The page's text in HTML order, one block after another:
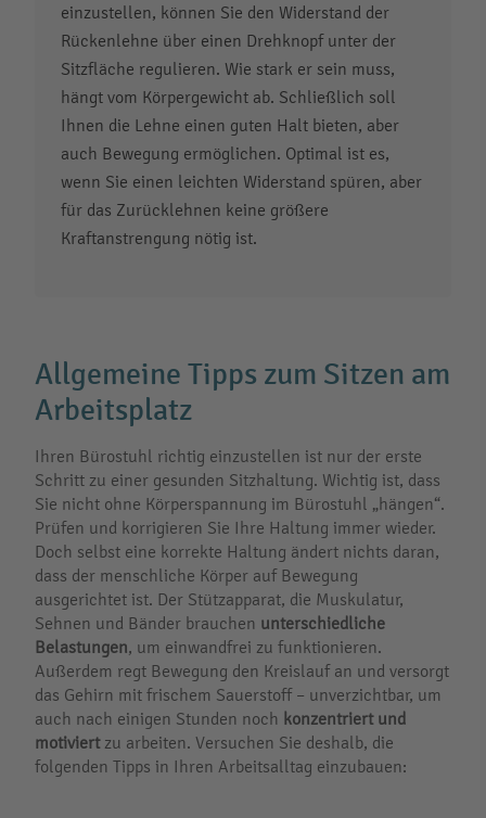
einzustellen, können Sie den Widerstand der
Rückenlehne über einen Drehknopf unter der
Sitzfläche regulieren. Wie stark er sein muss,
hängt vom Körpergewicht ab. Schließlich soll
Ihnen die Lehne einen guten Halt bieten, aber
auch Bewegung ermöglichen. Optimal ist es,
wenn Sie einen leichten Widerstand spüren, aber
für das Zurücklehnen keine größere
Kraftanstrengung nötig ist.
Allgemeine Tipps zum Sitzen am
Arbeitsplatz
Ihren Bürostuhl richtig einzustellen ist nur der erste
Schritt zu einer gesunden Sitzhaltung. Wichtig ist, dass
Sie nicht ohne Körperspannung im Bürostuhl „hängen“.
Prüfen und korrigieren Sie Ihre Haltung immer wieder.
Doch selbst eine korrekte Haltung ändert nichts daran,
dass der menschliche Körper auf Bewegung
ausgerichtet ist. Der Stützapparat, die Muskulatur,
Sehnen und Bänder brauchen unterschiedliche
Belastungen, um einwandfrei zu funktionieren.
Außerdem regt Bewegung den Kreislauf an und versorgt
das Gehirn mit frischem Sauerstoff – unverzichtbar, um
auch nach einigen Stunden noch konzentriert und
motiviertzu arbeiten. Versuchen Sie deshalb, die
folgenden Tipps in Ihren Arbeitsalltag einzubauen: